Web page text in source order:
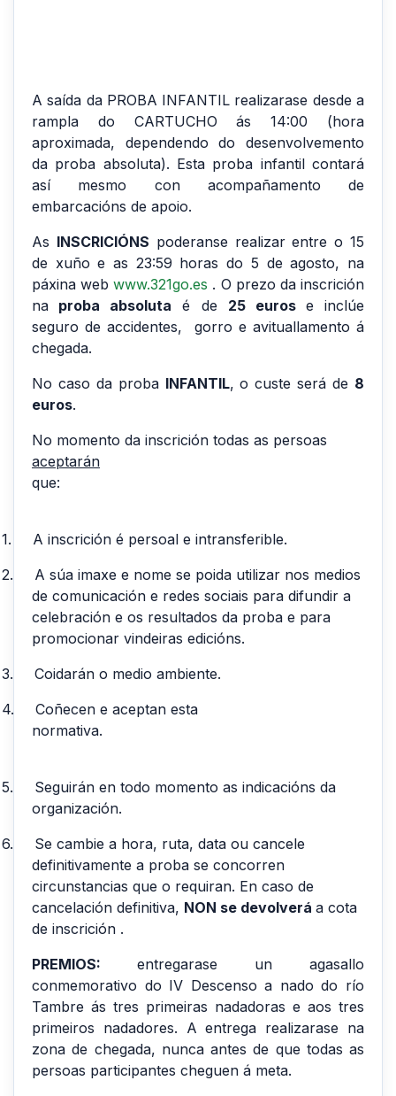
A saída da PROBA INFANTIL realizarase desde a
rampla do CARTUCHO ás 14:00 (hora
aproximada, dependendo do desenvolvemento
da proba absoluta). Esta proba infantil contará
así mesmo con acompañamento de
embarcacións de apoio.
As INSCRICIÓNS poderanse realizar entre o 15
de xuño e as 23:59 horas do 5 de agosto, na
páxina webwww.321go.es . O prezo da inscrición
na proba absoluta é de 25 euros e inclúe
seguro de accidentes, gorro e avituallamento á
chegada.
No caso da proba INFANTIL, o custe será de 8
euros.
No momento da inscrición todas as persoas
aceptarán
que:
1.
A inscrición é persoal e intransferible.
2.
A súa imaxe e nome se poida utilizar nos medios
de comunicación e redes sociais para difundir a
celebración e os resultados da proba e para
promocionar vindeiras edicións.
3.
Coidarán o medio ambiente.
4.
Coñecen e aceptan esta
normativa.
5.
Seguirán en todo momento as indicacións da
organización.
6.
Se cambie a hora, ruta, data ou cancele
definitivamente a proba se concorren
circunstancias que o requiran. En caso de
cancelación definitiva, NON se devolverá a cota
de inscrición .
PREMIOS: entregarase un agasallo
conmemorativo do IV Descenso a nado do río
Tambre ás tres primeiras nadadoras e aos tres
primeiros nadadores. A entrega realizarase na
zona de chegada, nunca antes de que todas as
persoas participantes cheguen á meta.